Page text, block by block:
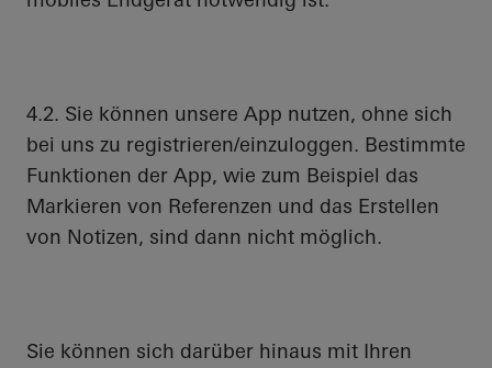
4.2. Sie können unsere App nutzen, ohne sich
bei uns zu registrieren/einzuloggen. Bestimmte
Funktionen der App, wie zum Beispiel das
Markieren von Referenzen und das Erstellen
von Notizen, sind dann nicht möglich.
Sie können sich darüber hinaus mit Ihren